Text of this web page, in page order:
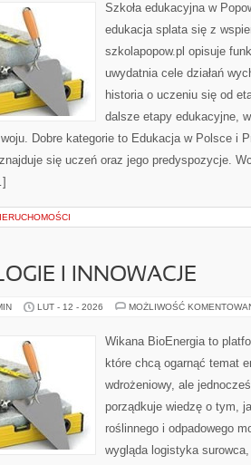
Szkoła edukacyjna w
edukacja splata się z
szkolapopow.pl opisuje
uwydatnia cele działań
historia o uczeniu się od
dalsze etapy edukacyjne,
Dobre kategorie to Edukacja w Polsce i
się uczeń oraz jego predyspozycje.
I INNOWACJE
LUT - 12 - 2026 MOŻLIWOŚĆ
Wikana BioEnergia to
które chcą ogarnąć temat
wdrożeniowy, ale
porządkuje wiedzę o tym,
roślinnego i odpadowego
wygląda logistyka